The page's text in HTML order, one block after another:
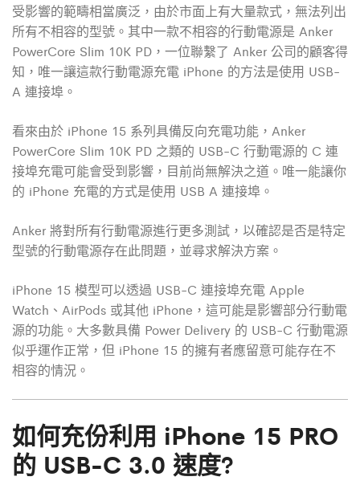
受影響的範疇相當廣泛，由於市面上有大量款式，無法列出
所有不相容的型號。其中一款不相容的行動電源是 Anker
PowerCore Slim 10K PD，一位聯繫了 Anker 公司的顧客得
知，唯一讓這款行動電源充電 iPhone 的方法是使用 USB-
A 連接埠。
看來由於 iPhone 15 系列具備反向充電功能，Anker
PowerCore Slim 10K PD 之類的 USB-C 行動電源的 C 連
接埠充電可能會受到影響，目前尚無解決之道。唯一能讓你
的 iPhone 充電的方式是使用 USB A 連接埠。
Anker 將對所有行動電源進行更多測試，以確認是否是特定
型號的行動電源存在此問題，並尋求解決方案。
iPhone 15 模型可以透過 USB-C 連接埠充電 Apple
Watch、AirPods 或其他 iPhone，這可能是影響部分行動電
源的功能。大多數具備 Power Delivery 的 USB-C 行動電源
似乎運作正常，但 iPhone 15 的擁有者應留意可能存在不
相容的情況。
如何充份利用 iPhone 15 PRO
的 USB-C 3.0 速度?